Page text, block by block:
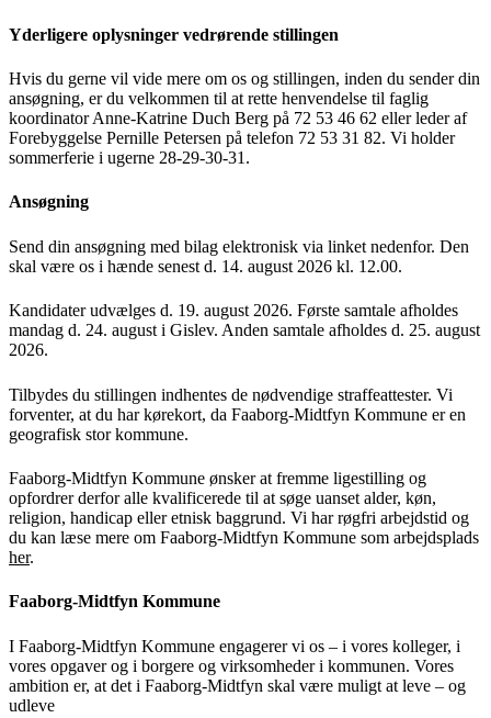
Yderligere oplysninger vedrørende stillingen
Hvis du gerne vil vide mere om os og stillingen, inden du sender din
ansøgning, er du velkommen til at rette henvendelse til faglig
koordinator Anne-Katrine Duch Berg på 72 53 46 62 eller leder af
Forebyggelse Pernille Petersen på telefon 72 53 31 82. Vi holder
sommerferie i ugerne 28-29-30-31.
Ansøgning
Send din ansøgning med bilag elektronisk via linket nedenfor. Den
skal være os i hænde senest d. 14. august 2026 kl. 12.00.
Kandidater udvælges d. 19. august 2026. Første samtale afholdes
mandag d. 24. august i Gislev. Anden samtale afholdes d. 25. august
2026.
Tilbydes du stillingen indhentes de nødvendige straffeattester. Vi
forventer, at du har kørekort, da Faaborg-Midtfyn Kommune er en
geografisk stor kommune.
Faaborg-Midtfyn Kommune ønsker at fremme ligestilling og
opfordrer derfor alle kvalificerede til at søge uanset alder, køn,
religion, handicap eller etnisk baggrund. Vi har røgfri arbejdstid og
du kan læse mere om Faaborg-Midtfyn Kommune som arbejdsplads
her.
Faaborg-Midtfyn Kommune
I Faaborg-Midtfyn Kommune engagerer vi os – i vores kolleger, i
vores opgaver og i borgere og virksomheder i kommunen. Vores
ambition er, at det i Faaborg-Midtfyn skal være muligt at leve – og
udleve